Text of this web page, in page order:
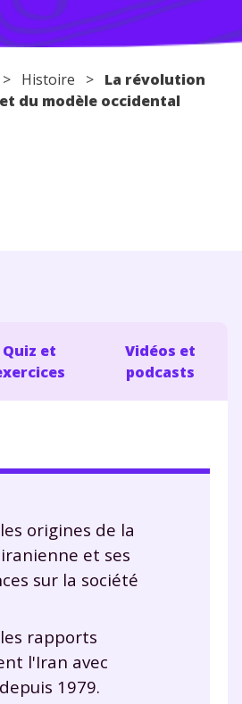
> Histoire > La révolution
du modèle occidental
Quiz et
Vidéos et
podcasts
origines de la
et ses
sur la société
rapports
l'Iran avec
1979.